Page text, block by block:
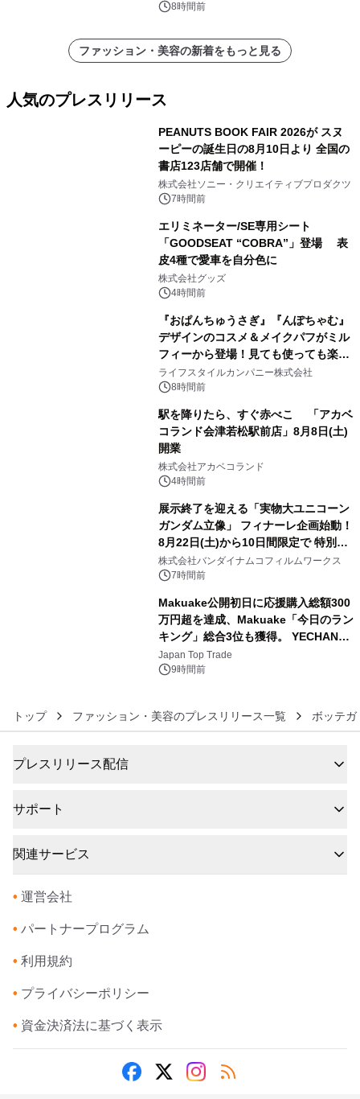
8時間前
ファッション・美容の新着をもっと見る
人気のプレスリリース
PEANUTS BOOK FAIR 2026が スヌ
ーピーの誕生日の8月10日より 全国の
書店123店舗で開催！
株式会社ソニー・クリエイティブプロダクツ
7時間前
エリミネーター/SE専用シート
「GOODSEAT “COBRA”」登場 表
皮4種で愛車を自分色に
株式会社グッズ
4時間前
『おぱんちゅうさぎ』『んぽちゃむ』
デザインのコスメ＆メイクパフがミル
フィーから登場！見ても使っても楽し
い、ポップでキュートなコレクショ
ン。
ライフスタイルカンパニー株式会社
8時間前
駅を降りたら、すぐ赤べこ 「アカベ
コランド会津若松駅前店」8月8日(土)
開業
株式会社アカベコランド
4時間前
展示終了を迎える「実物大ユニコーン
ガンダム立像」 フィナーレ企画始動！
8月22日(土)から10日間限定で 特別映
像『UNICORN GUNDAM Statue ―
BEYOND POSSIBILITY ―』を上映！
株式会社バンダイナムコフィルムワークス
7時間前
Makuake公開初日に応援購入総額300
万円超を達成、Makuake「今日のラン
キング」総合3位も獲得。 YECHAN音
浴シンギングボウル第2弾の大型サイ
ズ（XL・2XL・3XL）を先行販売中
Japan Top Trade
9時間前
トップ ファッション・美容のプレスリリース一覧 ボッテ
プレスリリース配信
サポート
関連サービス
• 運営会社
• パートナープログラム
• 利用規約
• プライバシーポリシー
• 資金決済法に基づく表示